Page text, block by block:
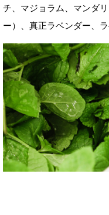
チ、マジョラム、マンダ
ー）、真正ラベンダー、